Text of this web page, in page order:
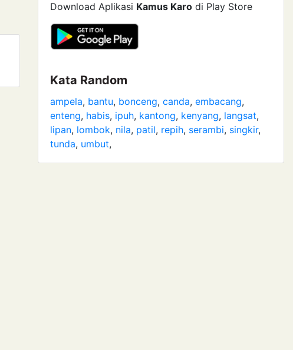
Download Aplikasi Kamus Karo di Play Store
Kata Random
ampela, bantu, bonceng, canda, embacang,
enteng, habis, ipuh, kantong, kenyang, langsat,
lipan, lombok, nila, patil, repih, serambi, singkir,
tunda, umbut,